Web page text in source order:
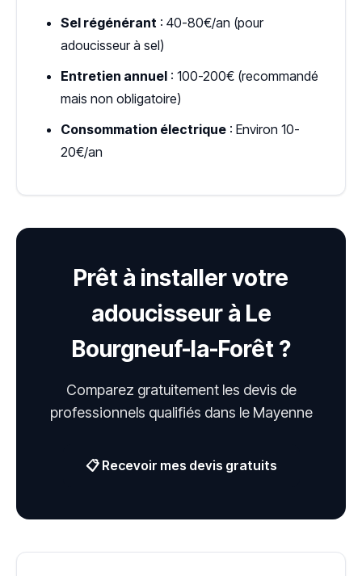
Sel régénérant : 40-80€/an (pour
adoucisseur à sel)
Entretien annuel : 100-200€ (recommandé
mais non obligatoire)
Consommation électrique : Environ 10-
20€/an
Prêt à installer votre
adoucisseur à Le
Bourgneuf-la-Forêt ?
Comparez gratuitement les devis de
professionnels qualifiés dans le Mayenne
📋 Recevoir mes devis gratuits